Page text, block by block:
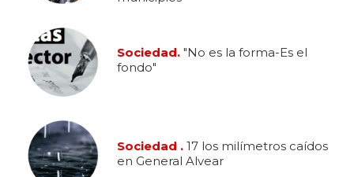
Sociedad. "No es la forma-Es el
fondo"
Sociedad . 17 los milímetros caídos
en General Alvear